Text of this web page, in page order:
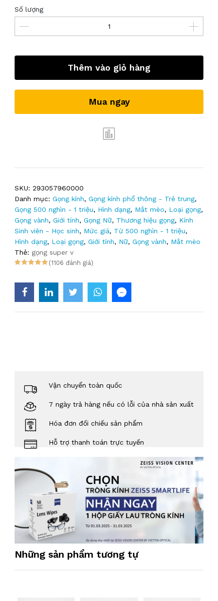
Số lượng
Thêm vào giỏ hàng
Mua ngay
SKU: 293057960000
Danh mục: Gọng kính, Gọng kính phổ thông - Trẻ trung,
Gọng 500 nghìn - 1 triệu, Hình dạng, Mắt mèo, Loại gọng,
Gọng vành, Giới tính, Gọng Nữ, Thương hiệu gọng, Kính
Sinh viên - Học sinh, Mức giá, Từ 500 nghìn - 1 triệu,
Hình dạng, Loại gọng, Giới tính, Nữ, Gọng vành, Mắt mèo
Thẻ: gọng super v
(1106 đánh giá)
Vận chuyển toàn quốc
7 ngày trả hàng nếu có lỗi của nhà sản xuất
Hóa đơn đối chiếu sản phẩm
Hỗ trợ thanh toán trực tuyến
Những sản phẩm tương tự